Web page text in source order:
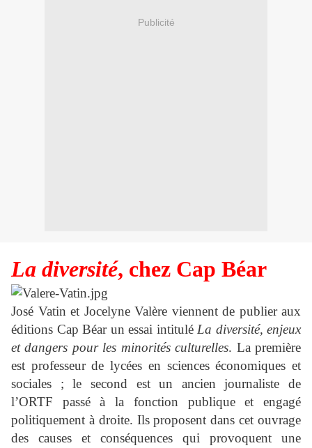
Publicité
La diversité, chez Cap Béar
José Vatin et Jocelyne Valère viennent de publier aux
éditions Cap Béar un essai intitulé La diversité, enjeux
et dangers pour les minorités culturelles. La première
est professeur de lycées en sciences économiques et
sociales ; le second est un ancien journaliste de
l’ORTF passé à la fonction publique et engagé
politiquement à droite. Ils proposent dans cet ouvrage
des causes et conséquences qui provoquent une